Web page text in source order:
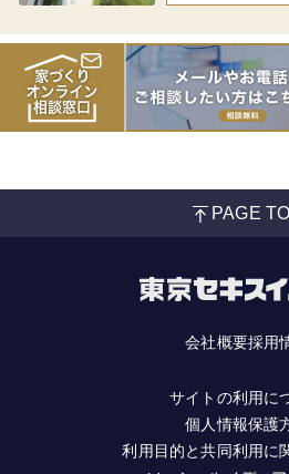
PAGE
会社概要採用
サイトの利用に
個人情報保護
利用目的と共同利用に